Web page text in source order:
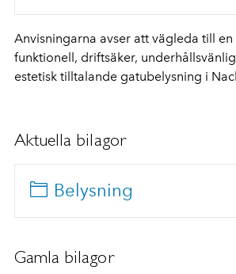
Anvisningarna avser att vägleda till en
funktionell, driftsäker,
estetisk tilltalande gatubelysning i
Aktuella bilagor
Belysning
Gamla bilagor